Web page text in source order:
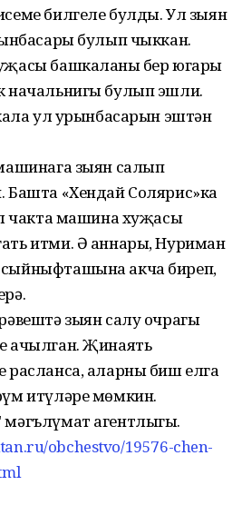
билгеле булды. Ул зыян
булып чыккан.
башкаланың бер югары
начальнигы булып эшли.
ул урынбасарын эштән
зыян салып
Башта «Хендай Солярис»ка
чакта машина хуҗасы
итми. Ә аннары, Нуриман
акча биреп,
зыян салу очрагы
ачылган. Җинаять
расланса, аларны биш елга
итүләре мөмкин.
агентлыгы.
obchestvo/19576-chen-